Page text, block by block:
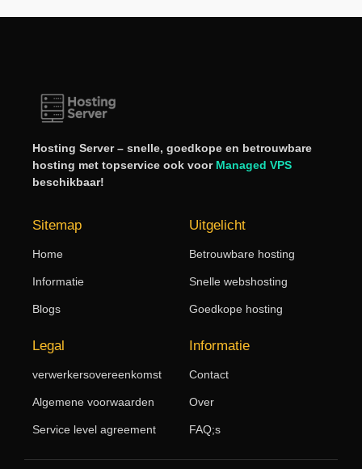
Hosting Server – snelle, goedkope en betrouwbare
hosting met topservice ook voor Managed VPS
beschikbaar!
Sitemap
Home
Informatie
Blogs
Uitgelicht
Betrouwbare hosting
Snelle webshosting
Goedkope hosting
Legal
verwerkersovereenkomst
Algemene voorwaarden
Service level agreement
Informatie
Contact
Over
FAQ;s